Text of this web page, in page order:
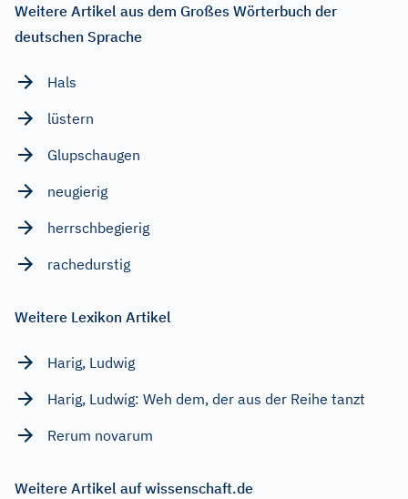
Weitere Artikel aus dem Großes Wörterbuch der
deutschen Sprache
Hals
lüstern
Glupschaugen
neugierig
herrschbegierig
rachedurstig
Weitere Lexikon Artikel
Harig, Ludwig
Harig, Ludwig: Weh dem, der aus der Reihe tanzt
Rerum novarum
Weitere Artikel auf wissenschaft.de